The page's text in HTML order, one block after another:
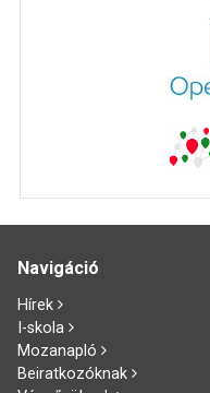
Navigáció
Hírek
I-skola
Mozanapló
Beiratkozóknak